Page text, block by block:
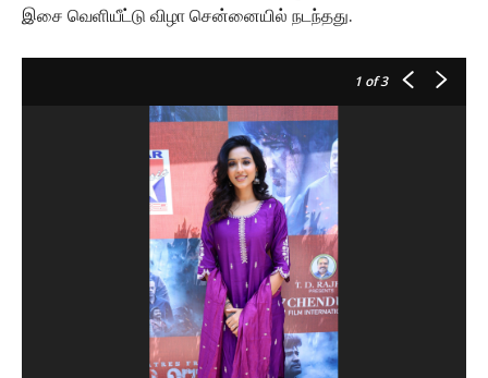
இசை வெளியீட்டு விழா சென்னையில் நடந்தது.
1 of 3